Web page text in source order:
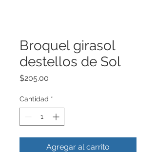
Broquel girasol
destellos de Sol
$205.00
Cantidad *
Agregar al carrito